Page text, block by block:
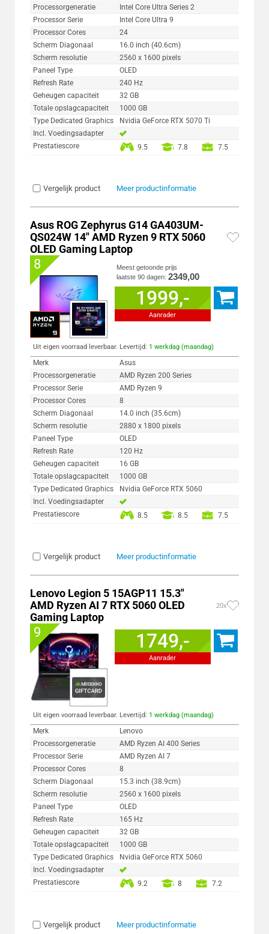
Processorgeneratie
Intel Core Ultra Series 2
Processor Serie
Intel Core Ultra 9
Processor Cores
24
Scherm Diagonaal
16.0 inch (40.6cm)
Scherm resolutie
2560 x 1600 pixels
Paneel Type
OLED
Refresh Rate
240 Hz
Geheugen capaciteit
32 GB
Totale opslagcapaciteit
1000 GB
Type Dedicated Graphics
Nvidia GeForce RTX 5070 Ti
Incl. Voedingsadapter
Prestatiescore
9.5 7.8 7.5
Vergelijk product Meer productinformatie
Asus ROG Zephyrus G14 GA403UM-
QS024W 14" AMD Ryzen 9 RTX 5060
OLED Gaming Laptop
8
Meest getoonde prijs
laatste 90 dagen: 2349,00
1999,-
Aanrader
Uit eigen voorraad leverbaar. Levertijd: 1 werkdag (maandag)
Merk
Asus
Processorgeneratie
AMD Ryzen 200 Series
Processor Serie
AMD Ryzen 9
Processor Cores
8
Scherm Diagonaal
14.0 inch (35.6cm)
Scherm resolutie
2880 x 1800 pixels
Paneel Type
OLED
Refresh Rate
120 Hz
Geheugen capaciteit
16 GB
Totale opslagcapaciteit
1000 GB
Type Dedicated Graphics
Nvidia GeForce RTX 5060
Incl. Voedingsadapter
Prestatiescore
8.5 8.5 7.5
Vergelijk product Meer productinformatie
Lenovo Legion 5 15AGP11 15.3"
AMD Ryzen AI 7 RTX 5060 OLED
Gaming Laptop
20x
9 1749,-
Aanrader
Uit eigen voorraad leverbaar. Levertijd: 1 werkdag (maandag)
Merk
Lenovo
Processorgeneratie
AMD Ryzen AI 400 Series
Processor Serie
AMD Ryzen AI 7
Processor Cores
8
Scherm Diagonaal
15.3 inch (38.9cm)
Scherm resolutie
2560 x 1600 pixels
Paneel Type
OLED
Refresh Rate
165 Hz
Geheugen capaciteit
32 GB
Totale opslagcapaciteit
1000 GB
Type Dedicated Graphics
Nvidia GeForce RTX 5060
Incl. Voedingsadapter
Prestatiescore
9.2 8 7.2
Vergelijk product Meer productinformatie